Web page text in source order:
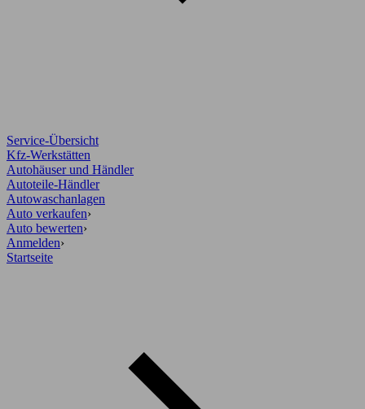
Service-Übersicht
Kfz-Werkstätten
Autohäuser und Händler
Autoteile-Händler
Autowaschanlagen
Auto verkaufen›
Auto bewerten›
Anmelden›
Startseite